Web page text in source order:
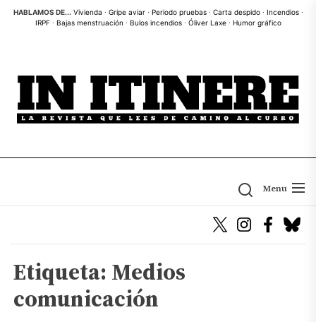
SkipHABLAMOS DE... Vivienda · Gripe aviar· Periodo pruebas· Carta despido· Incendios·
IRPF· Bajas menstruación · Bulos incendios· Óliver Laxe· Humor gráfico
Menu
Etiqueta: Medios
comunicación